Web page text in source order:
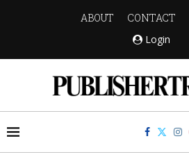
ABOUT CONTACT
Login